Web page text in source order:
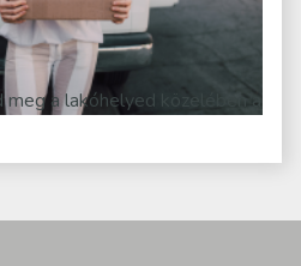
a lakóhelyed közelében a